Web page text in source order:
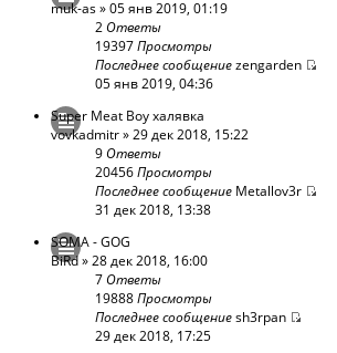
muk-as» 05 янв 2019, 01:19
2Ответы
19397Просмотры
Последнее сообщениеzengarden
05 янв 2019, 04:36
Super Meat Boy халявка
vovkadmitr» 29 дек 2018, 15:22
9Ответы
20456Просмотры
Последнее сообщение Metallov3r
31 дек 2018, 13:38
SOMA - GOG
BiRd» 28 дек 2018, 16:00
7Ответы
19888Просмотры
Последнее сообщениеsh3rpan
29 дек 2018, 17:25